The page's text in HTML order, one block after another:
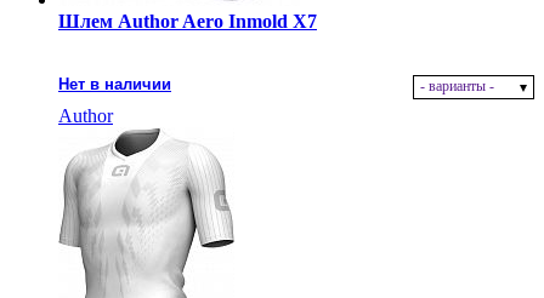
Шлем Author Aero Inmold X7
Нет в наличии - варианты -
Author